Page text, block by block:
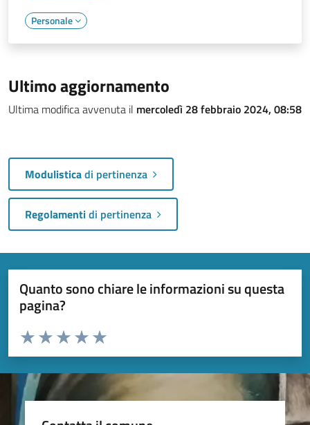
Personale
Ultimo aggiornamento
Ultima modifica avvenuta il mercoledì 28 febbraio 2024, 08:58
Modulisticadi pertinenza
Regolamentidi pertinenza
Quanto sono chiare le informazioni su questa
pagina?
Valuta da 1 a 5 stelle la pagina
Valuta 5 stelle su 5
Valuta 4 stelle su 5
Valuta 3 stelle su 5
Valuta 2 stelle su 5
Valuta 1 stelle su 5